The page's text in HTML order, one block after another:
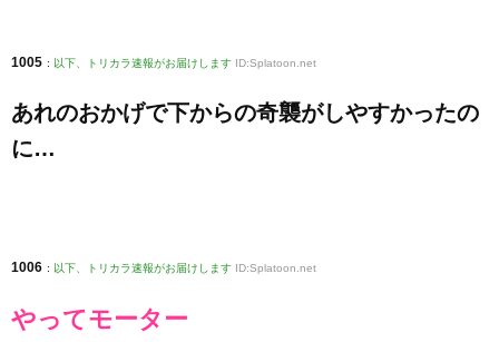
1005 : 以下、トリカラ速報がお届けします ID:Splatoon.net
あれのおかげで下からの奇襲がしやすかったの
に…
1006 : 以下、トリカラ速報がお届けします ID:Splatoon.net
やってモーター